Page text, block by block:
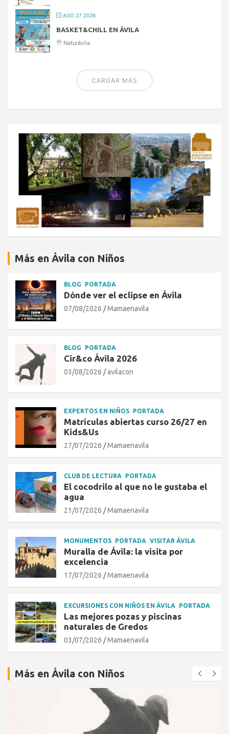
AGO 27 2026
BASKET&CHILL EN ÁVILA
Naturávila
CARGAR MÁS
Más en Ávila con Niños
BLOG PORTADA
Dónde ver el eclipse en Ávila
07/08/2026 Mamaenavila
BLOG PORTADA
Cir&co Ávila 2026
03/08/2026 avilacon
EXPERTOS EN NIÑOS PORTADA
Matrículas abiertas curso 26/27 en
Kids&Us
27/07/2026 Mamaenavila
CLUB DE LECTURA PORTADA
El cocodrilo al que no le gustaba el
agua
21/07/2026 Mamaenavila
MONUMENTOS PORTADA VISITAR ÁVILA
Muralla de Ávila: la visita por
excelencia
17/07/2026 Mamaenavila
EXCURSIONES CON NIÑOS EN ÁVILA PORTADA
Las mejores pozas y piscinas
naturales de Gredos
03/07/2026 Mamaenavila
Más en Ávila con Niños